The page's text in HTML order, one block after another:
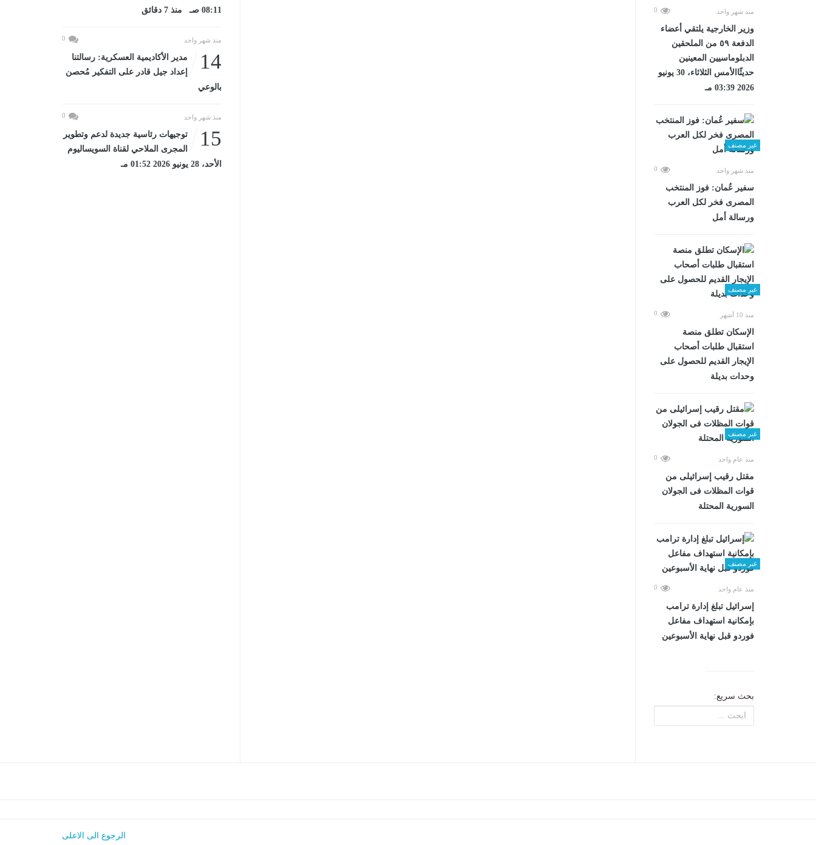
منذ شهر واحد 0
وزير الخارجية يلتقي أعضاء
الدفعة ٥٩ من الملحقين
الدبلوماسيين المعينين
حديثًاالأمس الثلاثاء، 30 يونيو
2026 03:39 مـ
غير مصنف
منذ شهر واحد 0
سفير عُمان: فوز المنتخب
المصرى فخر لكل العرب
ورسالة أمل
غير مصنف
منذ 10 أشهر 0
الإسكان تطلق منصة
استقبال طلبات أصحاب
الإيجار القديم للحصول على
وحدات بديلة
غير مصنف
منذ عام واحد 0
مقتل رقيب إسرائيلى من
قوات المظلات فى الجولان
السورية المحتلة
غير مصنف
منذ عام واحد 0
إسرائيل تبلغ إدارة ترامب
بإمكانية استهداف مفاعل
فوردو قبل نهاية الأسبوعين
بحث سريع:
08:11 صـ منذ 7 دقائق
منذ شهر واحد 0
14
مدير الأكاديمية العسكرية: رسالتنا
إعداد جيل قادر على التفكير مُحصن
بالوعي
منذ شهر واحد 0
15
توجيهات رئاسية جديدة لدعم وتطوير
المجرى الملاحي لقناة السويساليوم
الأحد، 28 يونيو 2026 01:52 مـ
الرجوع الى الاعلى